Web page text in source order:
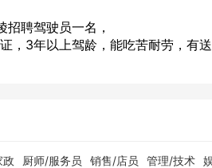
聘驾驶员一名，
，3年以上驾龄，能吃苦耐劳，​有
政 厨师/服务员 销售/店员 管理/技术